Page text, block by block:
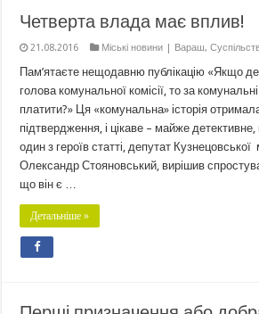
Четверта влада має вплив!
21.08.2016 Міські новини | Вараш,
Пам’ятаєте нещодавню публікацію «Якщо
голова комунальної комісії, то за
платити?» Ця «комунальна» історія
підтвердження, і цікаве – майже
один з героїв статті, депутат Кузнецовської
Олександр Стояновський, вирішив
що він є …
Детальніше »